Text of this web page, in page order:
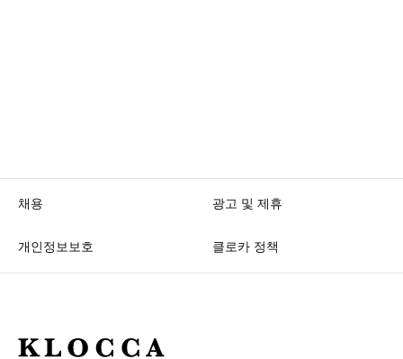
채용 광고 및 제휴
개인정보보호 클로카 정책
K